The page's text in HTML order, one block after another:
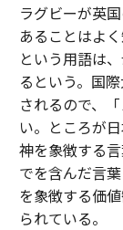
ラグビーが英
あることはよ
という用語は
るという。国
されるので、
い。ところが
神を象徴する
でを含んだ言
を象徴する価
られている。